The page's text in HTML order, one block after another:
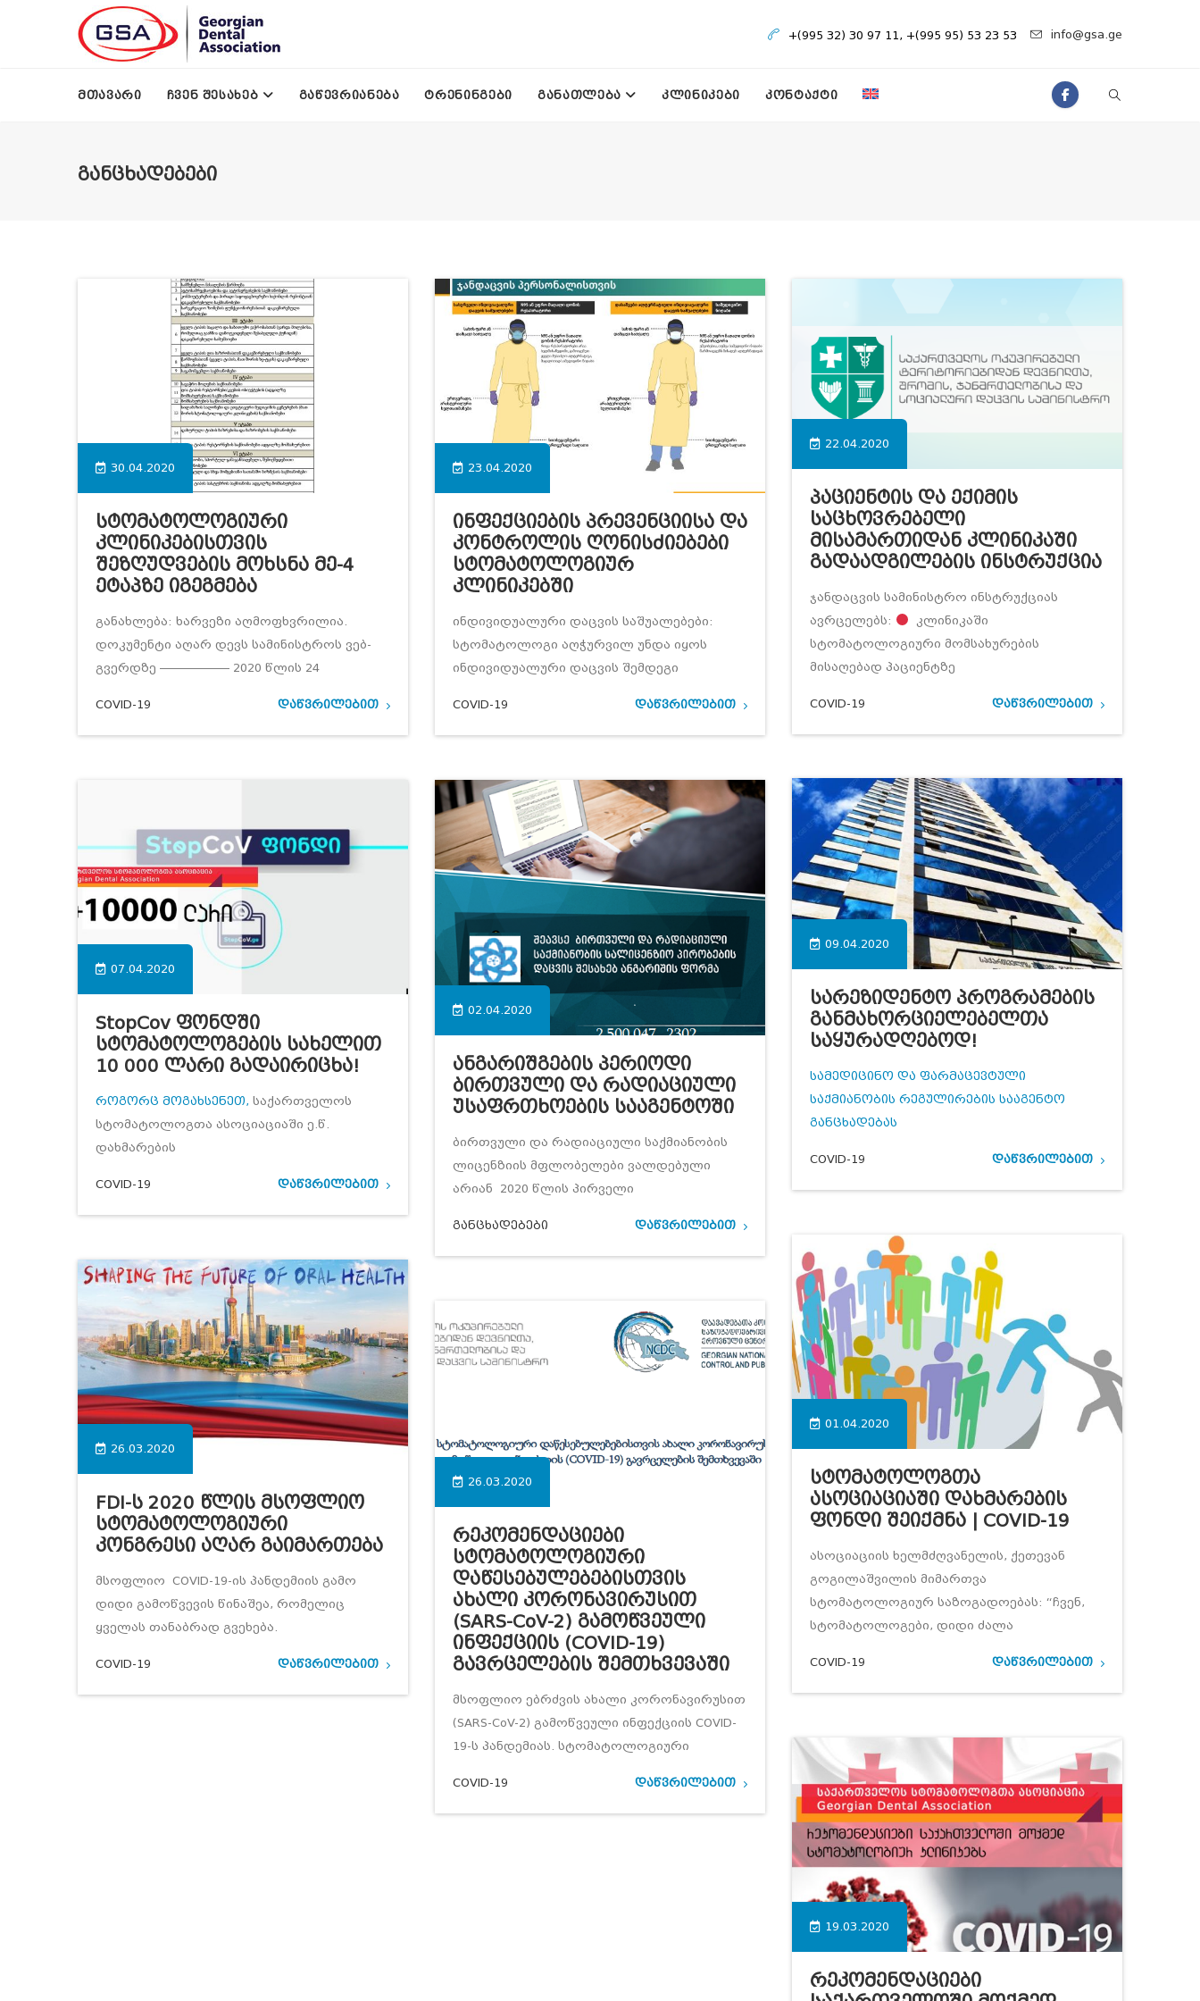
Skip to main content
+(995 32) 30 97 11, +(995 95) 53 23 53 info@gsa.ge
ᲛᲗᲐᲕᲐᲠᲘ ᲩᲕᲔᲜ ᲨᲔᲡᲐᲮᲔᲑ ᲒᲐᲬᲔᲕᲠᲘᲐᲜᲔᲑᲐ ᲢᲠᲔᲜᲘᲜᲒᲔᲑᲘ ᲒᲐᲜᲐᲗᲚᲔᲑᲐ ᲙᲚᲘᲜᲘᲙᲔᲑᲘ ᲙᲝᲜᲢᲐᲥᲢᲘ
ᲒᲐᲜᲪᲮᲐᲓᲔᲑᲔᲑᲘ
30.04.2020
Სტომატოლოგიური
Კლინიკებისთვის
Შეზღუდვების Მოხსნა Მე-4
Ეტაპზე Იგეგმება
განახლება: ხარვეზი აღმოფხვრილია.
დოკუმენტი აღარ დევს სამინისტროს ვებ-
გვერდზე —————— 2020 წლის 24
COVID-19 დაწვრილებით
23.04.2020
Ინფექციების Პრევენციისა Და
Კონტროლის Ღონისძიებები
Სტომატოლოგიურ
Კლინიკებში
ინდივიდუალური დაცვის საშუალებები:
სტომატოლოგი აღჭურვილ უნდა იყოს
ინდივიდუალური დაცვის შემდეგი
COVID-19 დაწვრილებით
22.04.2020
Პაციენტის Და Ექიმის
Საცხოვრებელი
Მისამართიდან Კლინიკაში
Გადაადგილების Ინსტრუქცია
ჯანდაცვის სამინისტრო ინსტრუქციას
ავრცელებს:
კლინიკაში
სტომატოლოგიური მომსახურების
მისაღებად პაციენტზე
COVID-19 დაწვრილებით
09.04.2020
Სარეზიდენტო Პროგრამების
Განმახორციელებელთა
Საყურადღებოდ!
სამედიცინო და ფარმაცევტული
საქმიანობის რეგულირების სააგენტო
განცხადებას
COVID-19 დაწვრილებით
07.04.2020
StopCov Ფონდში
Სტომატოლოგების Სახელით
10 000 Ლარი Გადაირიცხა!
როგორც მოგახსენეთ, საქართველოს
სტომატოლოგთა ასოციაციაში ე.წ.
დახმარების
COVID-19 დაწვრილებით
02.04.2020
Ანგარიშგების Პერიოდი
Ბირთვული Და Რადიაციული
Უსაფრთხოების Სააგენტოში
ბირთვული და რადიაციული საქმიანობის
ლიცენზიის მფლობელები ვალდებული
არიან 2020 წლის პირველი
განცხადებები დაწვრილებით
01.04.2020
Სტომატოლოგთა
Ასოციაციაში Დახმარების
Ფონდი Შეიქმნა | COVID-19
ასოციაციის ხელმძღვანელის, ქეთევან
გოგილაშვილის მიმართვა
სტომატოლოგიურ საზოგადოებას: “ჩვენ,
სტომატოლოგები, დიდი ძალა
COVID-19 დაწვრილებით
26.03.2020
FDI-Ს 2020 Წლის Მსოფლიო
Სტომატოლოგიური
Კონგრესი Აღარ Გაიმართება
მსოფლიო COVID-19-ის პანდემიის გამო
დიდი გამოწვევის წინაშეა, რომელიც
ყველას თანაბრად გვეხება.
COVID-19 დაწვრილებით
26.03.2020
Რეკომენდაციები
Სტომატოლოგიური
Დაწესებულებებისთვის
Ახალი Კორონავირუსით
(SARS-CoV-2) Გამოწვეული
Ინფექციის (COVID-19)
Გავრცელების Შემთხვევაში
მსოფლიო ებრძვის ახალი კორონავირუსით
(SARS-CoV-2) გამოწვეული ინფექციის COVID-
19-ს პანდემიას. სტომატოლოგიური
COVID-19 დაწვრილებით
19.03.2020
Რეკომენდაციები